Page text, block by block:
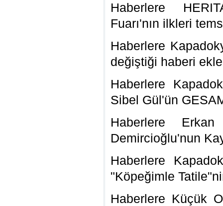
Haberlere
Fuarı'nın ilkleri
Haberlere
değiştiği haberi
Haberlere
Sibel Gül'ün
Haberlere
Demircioğlu'nun
Haberlere
"Köpeğimle
Haberlere Küçük